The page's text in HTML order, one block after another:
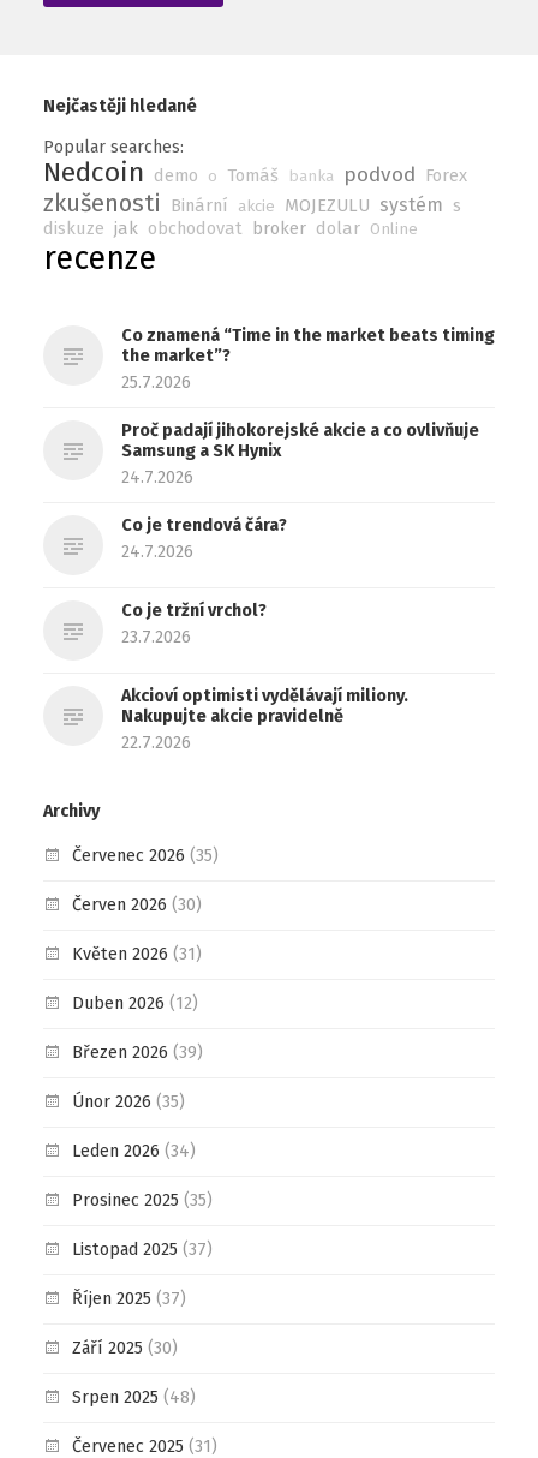
Nejčastěji hledané
Popular searches:
Nedcoin demo o Tomáš banka podvod Forex
zkušenosti Binární akcie MOJEZULU systém s
diskuze jak obchodovat broker dolar Online
recenze
Co znamená “Time in the market beats timing
the market”?
25.7.2026
Proč padají jihokorejské akcie a co ovlivňuje
Samsung a SK Hynix
24.7.2026
Co je trendová čára?
24.7.2026
Co je tržní vrchol?
23.7.2026
Akcioví optimisti vydělávají miliony.
Nakupujte akcie pravidelně
22.7.2026
Archivy
Červenec 2026 (35)
Červen 2026 (30)
Květen 2026 (31)
Duben 2026 (12)
Březen 2026 (39)
Únor 2026 (35)
Leden 2026 (34)
Prosinec 2025 (35)
Listopad 2025 (37)
Říjen 2025 (37)
Září 2025 (30)
Srpen 2025 (48)
Červenec 2025 (31)